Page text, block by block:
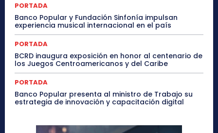
PORTADA
Banco Popular y Fundación Sinfonía impulsan
experiencia musical internacional en el país
PORTADA
BCRD inaugura exposición en honor al centenario de
los Juegos Centroamericanos y del Caribe
PORTADA
Banco Popular presenta al ministro de Trabajo su
estrategia de innovación y capacitación digital